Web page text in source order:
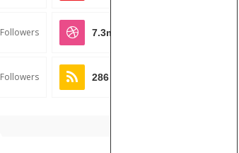
Followers 7.3m
Followers 286